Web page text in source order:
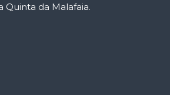
Quinta da Malafaia.